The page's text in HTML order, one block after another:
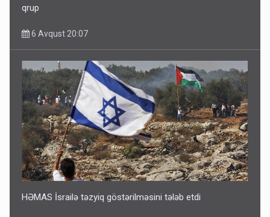
qrup
6 Avqust 20:07
HƏMAS İsrailə təzyiq göstərilməsini tələb etdi